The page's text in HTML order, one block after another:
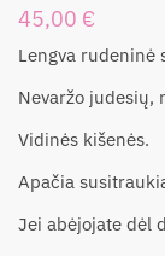
45,00 €
Lengva rudeninė
Nevaržo judesių,
Vidinės kišenės.
Apačia
Jei abėjojate dėl